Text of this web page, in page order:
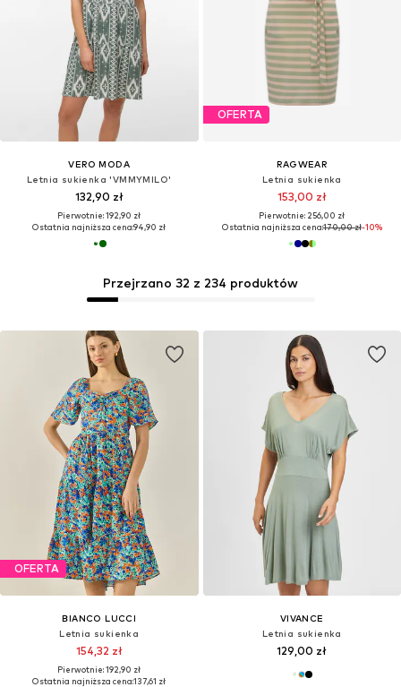
VERO MODA
Letnia sukienka 'VMMYMILO'
132,90 zł
Pierwotnie: 192,90 zł
Ostatnia najniższa cena:94,90 zł
OFERTA
RAGWEAR
Letnia sukienka
153,00 zł
Pierwotnie: 256,00 zł
Ostatnia najniższa cena:170,00 zł-10%
OFERTA
BIANCO LUCCI
Letnia sukienka
154,32 zł
Pierwotnie: 192,90 zł
Ostatnia najniższa cena:137,61 zł
Przejrzano 32 z 234 produktów
VIVANCE
Letnia sukienka
129,00 zł